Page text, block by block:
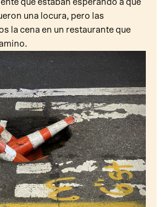
que estaban esperando a que
una locura, pero las
la cena en un restaurante que